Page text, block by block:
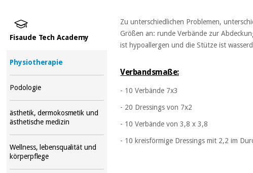
Fisaude Tech Academy
Physiotherapie
Podologie
ästhetik, dermokosmetik und
ästhetische medizin
Wellness, lebensqualität und
körperpflege
Zu unterschiedlichen Problemen,
Größen an: runde Verbände zur
ist hypoallergen und die Stütze ist
Verbandsmaße:
- 10 Verbände 7x3
- 20 Dressings von 7x2
- 10 Verbände von 3,8 x 3,8
- 10 kreisförmige Dressings mit 2,2 im